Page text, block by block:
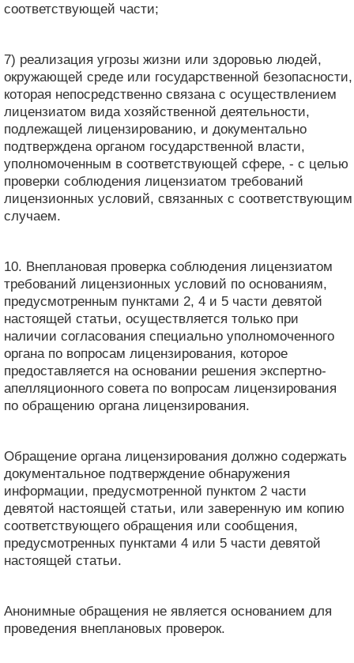
соответствующей части;
7) реализация угрозы жизни или здоровью людей,
окружающей среде или государственной безопасности,
которая непосредственно связана с осуществлением
лицензиатом вида хозяйственной деятельности,
подлежащей лицензированию, и документально
подтверждена органом государственной власти,
уполномоченным в соответствующей сфере, - с целью
проверки соблюдения лицензиатом требований
лицензионных условий, связанных с соответствующим
случаем.
10. Внеплановая проверка соблюдения лицензиатом
требований лицензионных условий по основаниям,
предусмотренным пунктами 2, 4 и 5 части девятой
настоящей статьи, осуществляется только при
наличии согласования специально уполномоченного
органа по вопросам лицензирования, которое
предоставляется на основании решения экспертно-
апелляционного совета по вопросам лицензирования
по обращению органа лицензирования.
Обращение органа лицензирования должно содержать
документальное подтверждение обнаружения
информации, предусмотренной пунктом 2 части
девятой настоящей статьи, или заверенную им копию
соответствующего обращения или сообщения,
предусмотренных пунктами 4 или 5 части девятой
настоящей статьи.
Анонимные обращения не является основанием для
проведения внеплановых проверок.